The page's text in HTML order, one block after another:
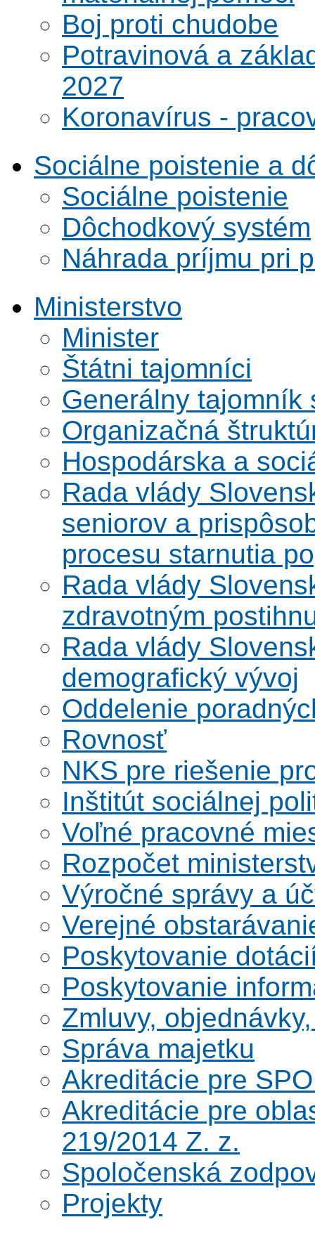
Boj proti chudobe
Potravinová a
2027
Koronavírus -
Sociálne poistenie a
Sociálne poistenie
Dôchodkový systém
Náhrada príjmu pri
Ministerstvo
Minister
Štátni tajomníci
Generálny tajomník
Organizačná
Hospodárska a
Rada vlády
seniorov a
procesu starnutia
Rada vlády
zdravotným
Rada vlády
demografický vývoj
Oddelenie
Rovnosť
NKS pre riešenie
Inštitút sociálnej
Voľné pracovné
Rozpočet
Výročné správy a
Verejné
Poskytovanie
Poskytovanie
Zmluvy,
Správa majetku
Akreditácie pre
Akreditácie pre
219/2014 Z. z.
Spoločenská
Projekty